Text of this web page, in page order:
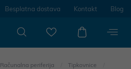
Besplatna dostava Kontakt Blog
Računalna periferija Tipkovnice